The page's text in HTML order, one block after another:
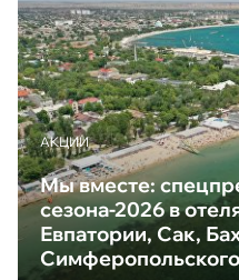
АКЦИИ
Мы вместе:
сезона-2026 в
Евпатории, Сак,